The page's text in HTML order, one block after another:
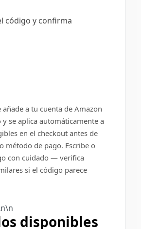
código y confirma
añade a tu cuenta de Amazon
se aplica automáticamente a
en el checkout antes de
método de pago. Escribe o
con cuidado — verifica
si el código parece
disponibles